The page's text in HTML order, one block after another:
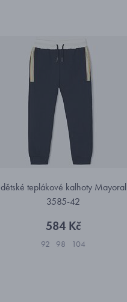
dětské teplákové kalhoty Mayoral
3585-42
584 Kč
92 98 104